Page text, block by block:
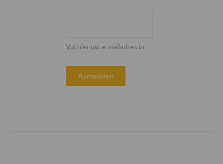
Vul hier uw e-mailadres in